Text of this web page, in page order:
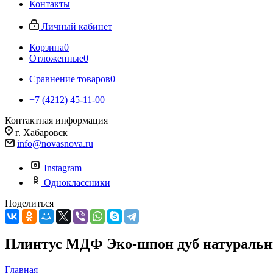
Контакты
Личный кабинет
Корзина0
Отложенные0
Сравнение товаров0
+7 (4212) 45-11-00
Контактная информация
г. Хабаровск
info@novasnova.ru
Instagram
Одноклассники
Поделиться
Плинтус МДФ Эко-шпон дуб
Главная